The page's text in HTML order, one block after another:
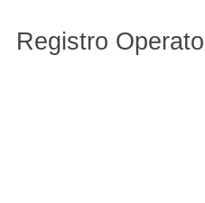
Registro